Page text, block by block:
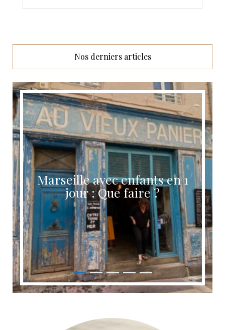
Nos derniers articles
Marseille avec enfants en 1
jour : Que faire ?